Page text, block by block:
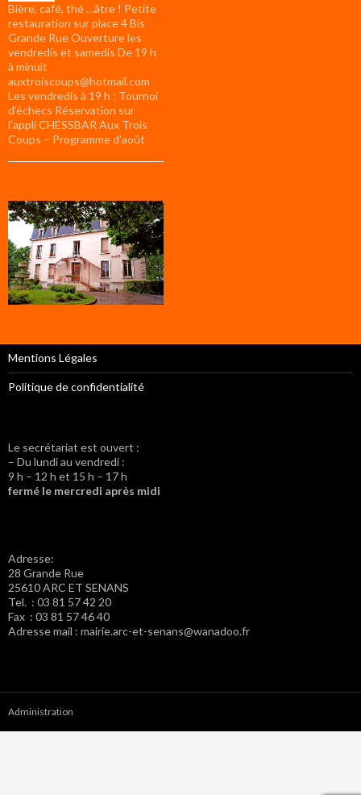
Bière, café, thé …âtre ! Petite
restauration sur place 4 Bis
Grande Rue Ouverture les
vendredis et samedis De 19 h
à minuit
auxtroiscoups@hotmail.com
Les vendredis à 19 h : Tournoi
d’échecs Réservation sur
l’appli CHESSBAR Aux Trois
Coups – Programme d’août
Mentions Légales
Politique de confidentialité
Le secrétariat est ouvert :
– Du lundi au vendredi :
9 h – 12 h et 15 h – 17 h
fermé le mercredi après midi
Adresse:
28 Grande Rue
25610 ARC ET SENANS
Tel. : 03 81 57 42 20
Fax : 03 81 57 46 40
Adresse mail : mairie.arc-et-senans@wanadoo.fr
Administration